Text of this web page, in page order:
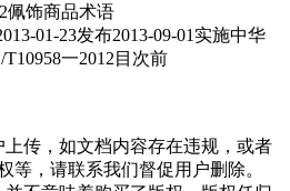
佩饰商品术语
01-23发布2013-09-01实施中华
一2012目次前
传，如文档内容存在违规，或者
等，请联系我们督促用户删除。